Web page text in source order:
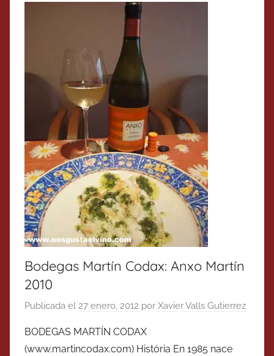
Bodegas Martín Codax: Anxo Martín
2010
Publicada el 27 enero, 2012 por Xavier Valls Gutierrez
BODEGAS MARTÍN CODAX
(www.martincodax.com) História En 1985 nace